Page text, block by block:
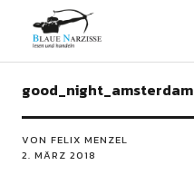
Blaue Narzisse
good_night_amsterdam
VON FELIX MENZEL
2. MÄRZ 2018